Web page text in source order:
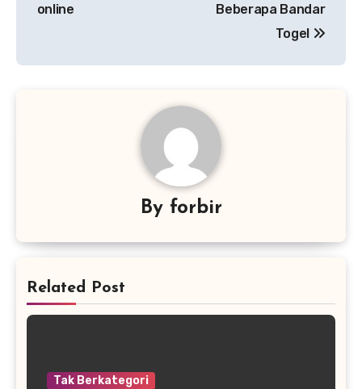
online
Beberapa Bandar
Togel
By forbir
Related Post
Tak Berkategori